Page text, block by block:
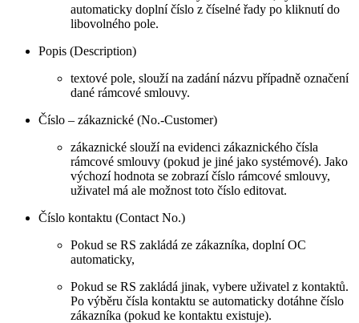
automaticky doplní číslo z číselné řady po kliknutí do
libovolného pole.
Popis (Description)
textové pole, slouží na zadání názvu případně označení
dané rámcové smlouvy.
Číslo – zákaznické (No.-Customer)
zákaznické slouží na evidenci zákaznického čísla
rámcové smlouvy (pokud je jiné jako systémové). Jako
výchozí hodnota se zobrazí číslo rámcové smlouvy,
uživatel má ale možnost toto číslo editovat.
Číslo kontaktu (Contact No.)
Pokud se RS zakládá ze zákazníka, doplní OC
automaticky,
Pokud se RS zakládá jinak, vybere uživatel z kontaktů.
Po výběru čísla kontaktu se automaticky dotáhne číslo
zákazníka (pokud ke kontaktu existuje).